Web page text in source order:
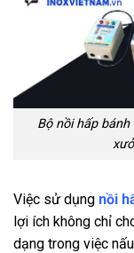
Bộ nồi hấp
Việc sử dụng nồi
lợi ích không chỉ
dạng trong việc